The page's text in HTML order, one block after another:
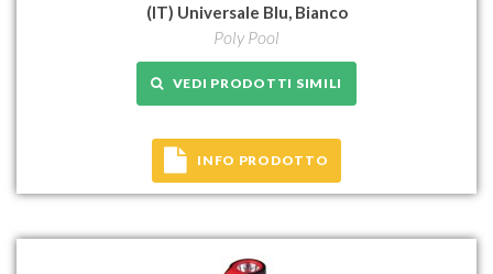
(IT) Universale Blu, Bianco
Poly Pool
VEDI PRODOTTI SIMILI
INFO PRODOTTO